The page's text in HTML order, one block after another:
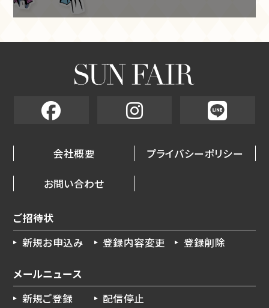
会社概要 プライバシーポリシー
お問い合わせ
ご招待状
新規お申込み
登録内容変更 登録削除
メールニュース
新規ご登録
配信停止